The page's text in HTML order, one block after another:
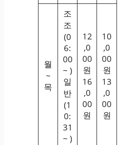
월
~
목
조
조
(0
6:
00
~ )
일
반
(1
0:
31
~ )
12
,0
00
원
16
,0
00
원
10
,0
00
원
13
,0
00
원